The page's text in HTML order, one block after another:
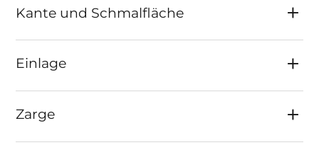
Kante und Schmalfläche
Einlage
Zarge